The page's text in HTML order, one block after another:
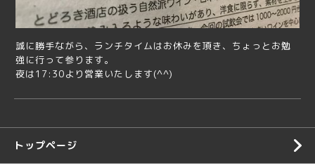
誠に勝手ながら、ランチタイムはお休みを頂き、ちょっとお勉
強に行って参ります。
夜は17:30より営業いたします(^^)
トップページ